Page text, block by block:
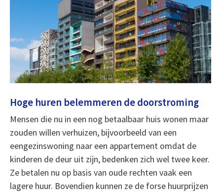
Hoge huren belemmeren de doorstroming
Mensen die nu in een nog betaalbaar huis wonen maar
zouden willen verhuizen, bijvoorbeeld van een
eengezinswoning naar een appartement omdat de
kinderen de deur uit zijn, bedenken zich wel twee keer.
Ze betalen nu op basis van oude rechten vaak een
lagere huur. Bovendien kunnen ze de forse huurprijzen